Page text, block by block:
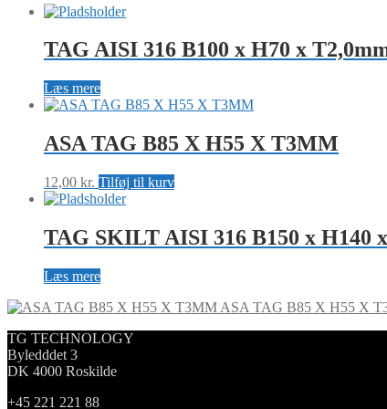
TAG AISI 316 B100 x H70 x
Læs mere
ASA TAG B85 X H55 X T3MM
12,00 kr. Tilføj til kurv
TAG SKILT AISI 316 B150 x H140
Læs mere
ASA TAG B85 X H55 X
TG TECHNOLOGY
Byledddet 3
DK 4000 Roskilde
+45 221 221 88